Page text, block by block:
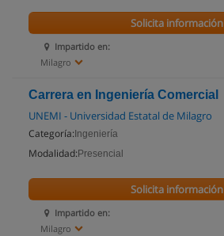
Impartido en:
Milagro
Solicita información
Carrera en Ingeniería Comercial
UNEMI - Universidad Estatal de Milagro
Categoría: Ingeniería
Modalidad: Presencial
Impartido en:
Milagro
Solicita información